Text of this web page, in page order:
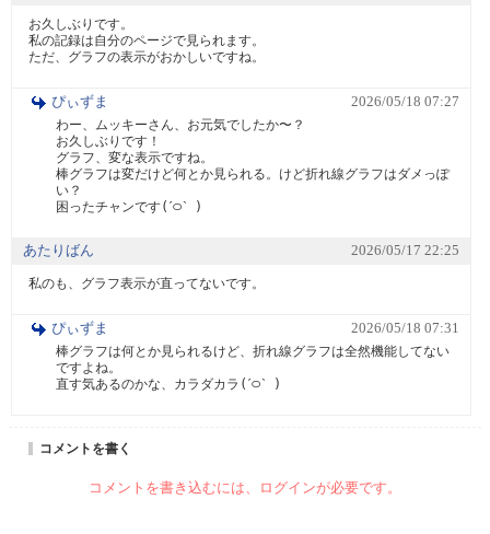
お久しぶりです。
私の記録は自分のページで見られます。
ただ、グラフの表示がおかしいですね。
ぴぃずま
2026/05/18 07:27
わー、ムッキーさん、お元気でしたか〜？
お久しぶりです！
グラフ、変な表示ですね。
棒グラフは変だけど何とか見られる。けど折れ線グラフはダメっぽ
い？
困ったチャンです(ˊ࿀ˋ )
あたりばん 2026/05/17 22:25
私のも、グラフ表示が直ってないです。
ぴぃずま
2026/05/18 07:31
棒グラフは何とか見られるけど、折れ線グラフは全然機能してない
ですよね。
直す気あるのかな、カラダカラ(ˊ࿀ˋ )
コメントを書く
コメントを書き込むには、ログインが必要です。